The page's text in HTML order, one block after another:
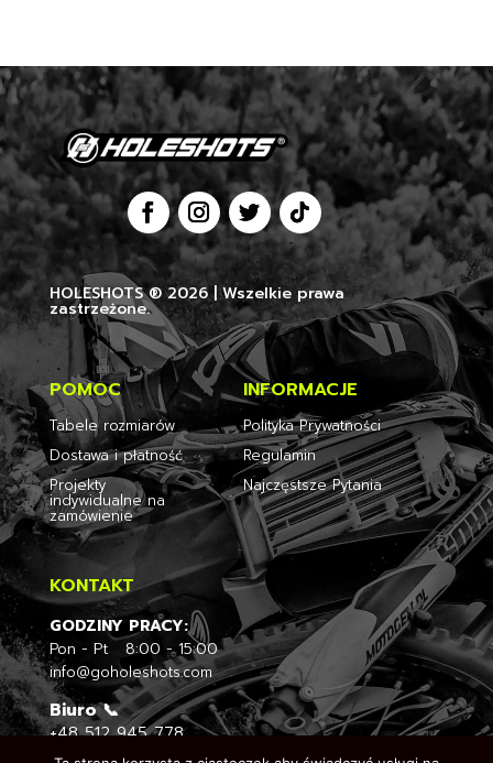
HOLESHOTS ® 2026 | Wszelkie prawa
zastrzeżone.
POMOC
Tabele rozmiarów
Dostawa i płatność
Projekty
indywidualne na
zamówienie
INFORMACJE
Polityka Prywatności
Regulamin
Najczęstsze Pytania
KONTAKT
GODZINY PRACY:
Pon - Pt 8:00 - 15:00
info@goholeshots.com
Biuro 📞
+48512 945 778